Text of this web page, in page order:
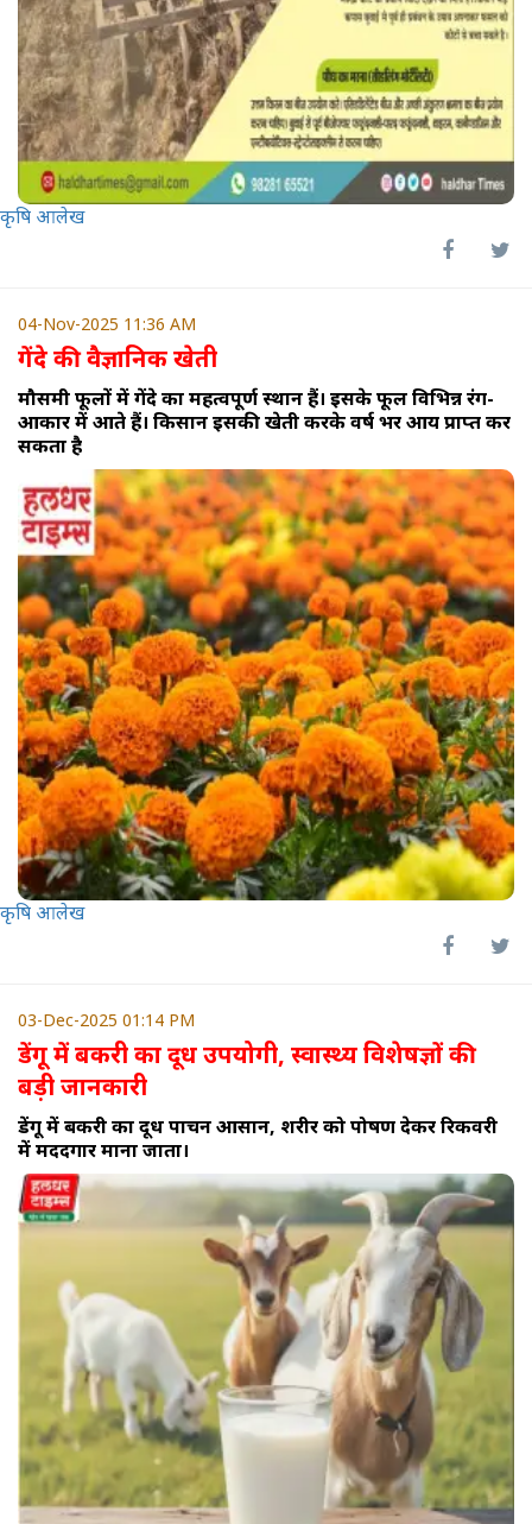
कृषि आलेख
04-Nov-2025 11:36 AM
गेंदे की वैज्ञानिक खेती
मौसमी फूलों में गेंदे का महत्वपूर्ण स्थान हैं। इसके फूल विभिन्न रंग-
आकार में आते हैं। किसान इसकी खेती करके वर्ष भर आय प्राप्त कर
सकता है
कृषि आलेख
03-Dec-2025 01:14 PM
डेंगू में बकरी का दूध उपयोगी, स्वास्थ्य विशेषज्ञों की
बड़ी जानकारी
डेंगू में बकरी का दूध पाचन आसान, शरीर को पोषण देकर रिकवरी
में मददगार माना जाता।